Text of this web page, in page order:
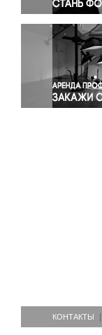
Религия
Спорт
КОНТАКТЫ